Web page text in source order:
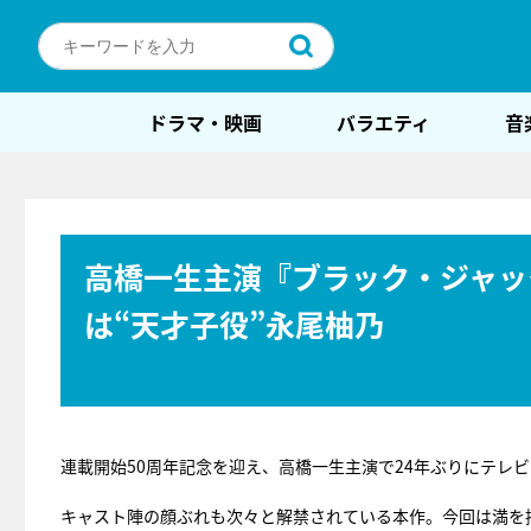
ドラマ・映画 バラエティ 音
高橋一生主演『ブラック・ジャ
は“天才子役”永尾柚乃
連載開始50周年記念を迎え、高橋一生主演で24年ぶりにテレ
キャスト陣の顔ぶれも次々と解禁されている本作。今回は満